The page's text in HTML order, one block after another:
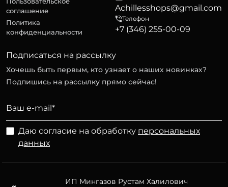
соглашение
Политика
конфиденциальности
Achillesshops@gmail.com
Телефон
+7 (346) 255-00-09
Подписаться на рассылку
Хочешь быть первым, кто узнает о наших новинках?
Подпишись на рассылку прямо сейчас!
Даю согласие на обработку персональных
данных
ИП Мингазов Рустам Халилович